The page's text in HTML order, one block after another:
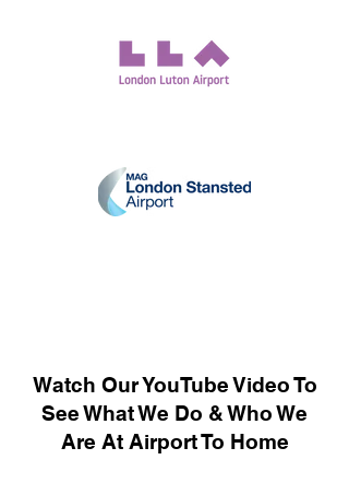
Watch Our YouTube Video To
See What We Do & Who We
Are At Airport To Home